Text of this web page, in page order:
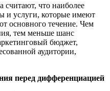
считают, что наиболее
и услуги, которые имеют
основного течение. Чем
тем меньше шанс
бюджет,
аудитории,
перед дифференциацией